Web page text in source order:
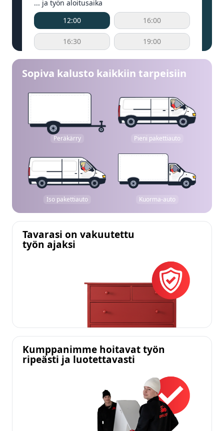
... ja työn aloitusaika
12:00
16:00
16:30 19:00
Sopiva kalusto kaikkiin tarpeisiin
Peräkärry Pieni pakettiauto
Iso pakettiauto Kuorma-auto
Tavarasi on vakuutettu
työn ajaksi
Kumppanimme hoitavat työn
ripeästi ja luotettavasti